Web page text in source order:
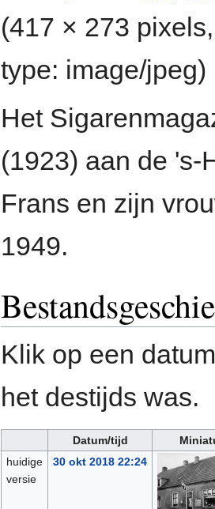
(417 × 273
type: image/jpeg)
Het
(1923) aan de 's-
Frans en zijn
1949.
Klik op een
het destijds was.
Datum/tijd
huidige
versie
30 okt 2018 22:24